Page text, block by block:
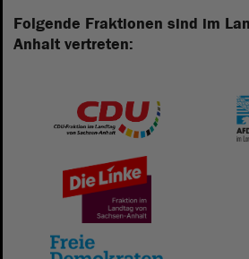
Folgende Fraktionen sind im
Anhalt vertreten: